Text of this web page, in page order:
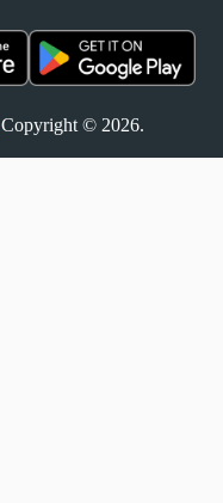
Copyright © 2026.